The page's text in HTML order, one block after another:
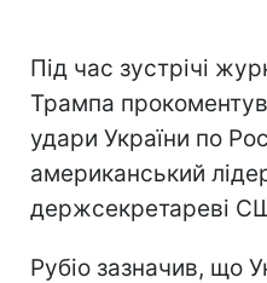
Під час зустрічі
Трампа
удари України по
американський
держсекретареві
Рубіо зазначив, що